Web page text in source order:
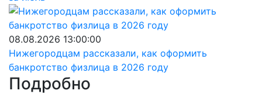
08.08.2026 13:00:00
Нижегородцам рассказали, как оформить
банкротство физлица в 2026 году
Подробно